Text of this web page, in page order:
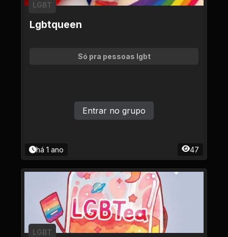
Lgbtqueen
LGBT
Só pra pessoas lgbt
há 1 ano 47
Entrar no grupo
LGBT